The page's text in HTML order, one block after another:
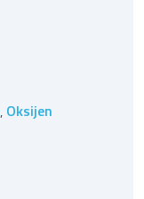
, Oksijen